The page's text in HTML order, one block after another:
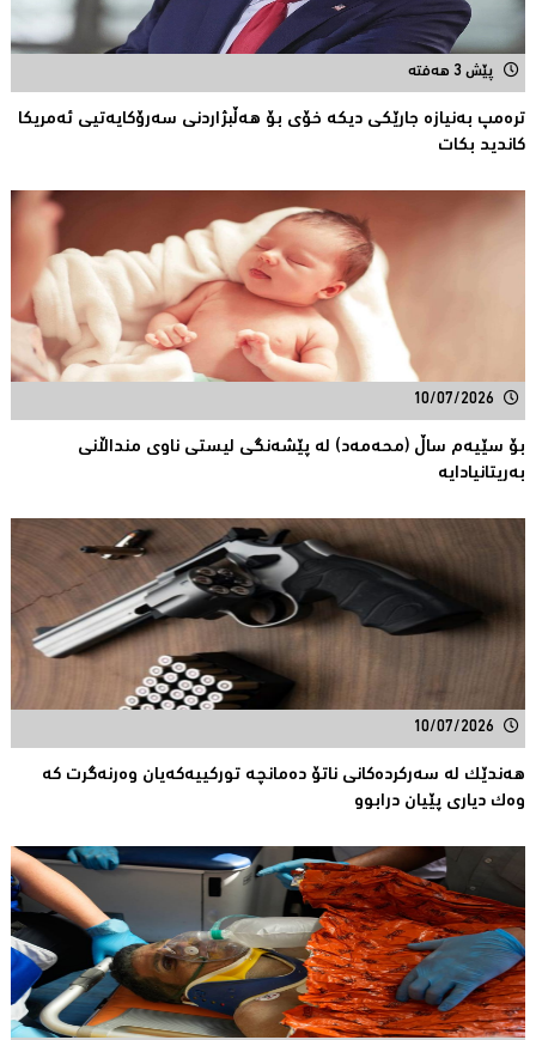
پێش 3 هەفتە
ترەمپ بەنیازە جارێكی دیكە خۆی بۆ هەڵبژاردنی سەرۆكایەتیی ئەمریكا
كاندید بكات
10/07/2026
بۆ سێیەم ساڵ (محەمەد) لە پێشەنگی لیستی ناوی منداڵانى
بەریتانیادایە
10/07/2026
هەندێک لە سەركردەكانی ناتۆ دەمانچە تورکییەکەیان وەرنەگرت کە
وەک دیارى پێیان درابوو